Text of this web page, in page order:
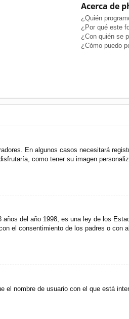
Acerca de
¿Quién
¿Por qué este
¿Con quién se
¿Cómo puedo
En algunos casos necesitará
como tener su imagen
del año 1998, es una ley de los
el consentimiento de los padres o con
nombre de usuario con el que está